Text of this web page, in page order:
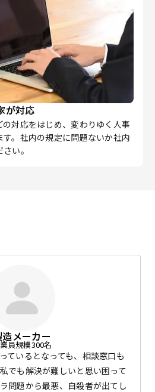
が対応
対応をはじめ、変わりゆく人事
。社内の規定に問題ないか社内
い。
造メーカー
員規模300名
ているとなっても、相談窓口も
でも解決が難しいと思い困って
問題から最悪、自殺者が出てし